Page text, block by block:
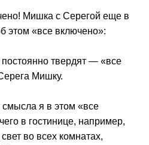
Мишка с Серегой еще в
этом «все включено»:
твердят — «все
Мишку.
я в этом «все
в гостинице, например,
во всех комнатах,